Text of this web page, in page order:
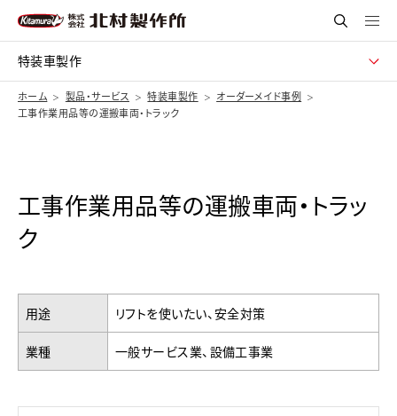
特装車製作
ホーム 製品・サービス 特装車製作
オーダーメイド事例
工事作業用品等の運搬車両・トラック
工事作業用品等の運搬車両・トラッ
ク
用途 リフトを使いたい、安全対策
業種 一般サービス業、設備工事業